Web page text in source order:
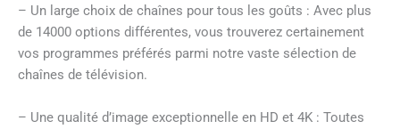
– Un large choix de chaînes pour tous les goûts : Avec plus
de 14000 options différentes, vous trouverez certainement
vos programmes préférés parmi notre vaste sélection de
chaînes de télévision.
– Une qualité d’image exceptionnelle en HD et 4K : Toutes